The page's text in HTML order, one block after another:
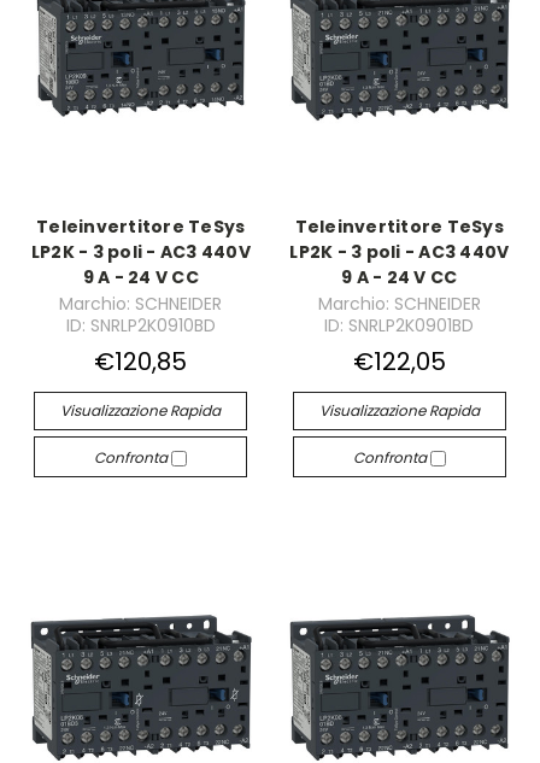
Teleinvertitore TeSys
LP2K - 3 poli - AC3 440V
9 A - 24 V CC
Marchio: SCHNEIDER
ID: SNRLP2K0910BD
€120,85
Visualizzazione Rapida
Confronta
Teleinvertitore TeSys
LP2K - 3 poli - AC3 440V
9 A - 24 V CC
Marchio: SCHNEIDER
ID: SNRLP2K0901BD
€122,05
Visualizzazione Rapida
Confronta